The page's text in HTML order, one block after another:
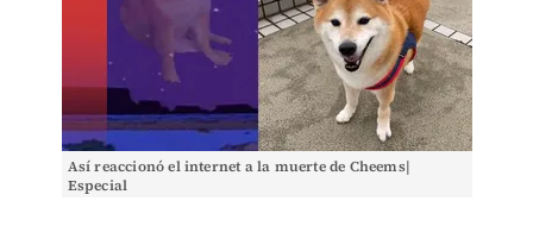
Así reaccionó el internet a la muerte de Cheems|
Especial